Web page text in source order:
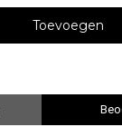
Toevoegen